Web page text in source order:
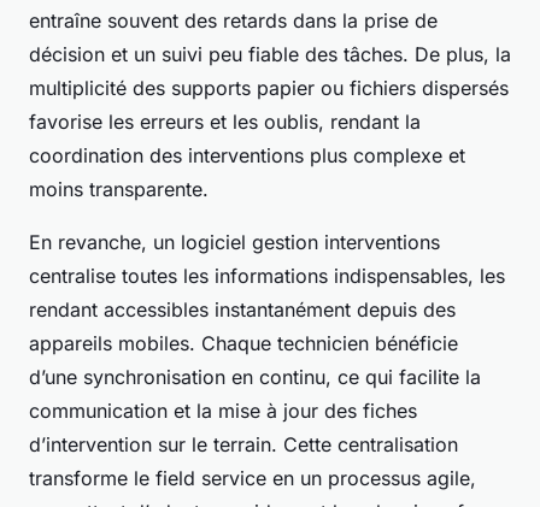
entraîne souvent des retards dans la prise de
décision et un suivi peu fiable des tâches. De plus, la
multiplicité des supports papier ou fichiers dispersés
favorise les erreurs et les oublis, rendant la
coordination des interventions plus complexe et
moins transparente.
En revanche, un logiciel gestion interventions
centralise toutes les informations indispensables, les
rendant accessibles instantanément depuis des
appareils mobiles. Chaque technicien bénéficie
d’une synchronisation en continu, ce qui facilite la
communication et la mise à jour des fiches
d’intervention sur le terrain. Cette centralisation
transforme le field service en un processus agile,